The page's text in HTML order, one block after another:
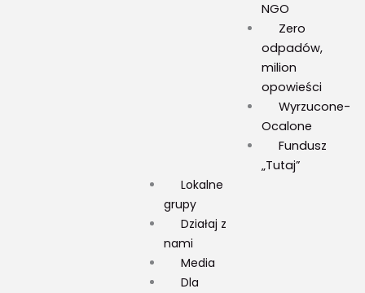
NGO
Zero
odpadów,
milion
opowieści
Wyrzucone-
Ocalone
Fundusz
„Tutaj”
Lokalne
grupy
Działaj z
nami
Media
Dla